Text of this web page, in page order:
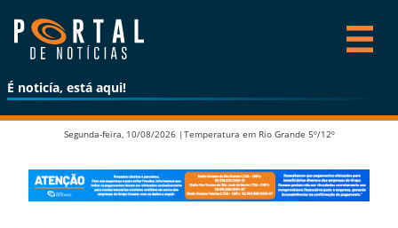
É noticía, está aqui!
Segunda-feira, 10/08/2026 | Temperatura em Rio Grande 5º/12º